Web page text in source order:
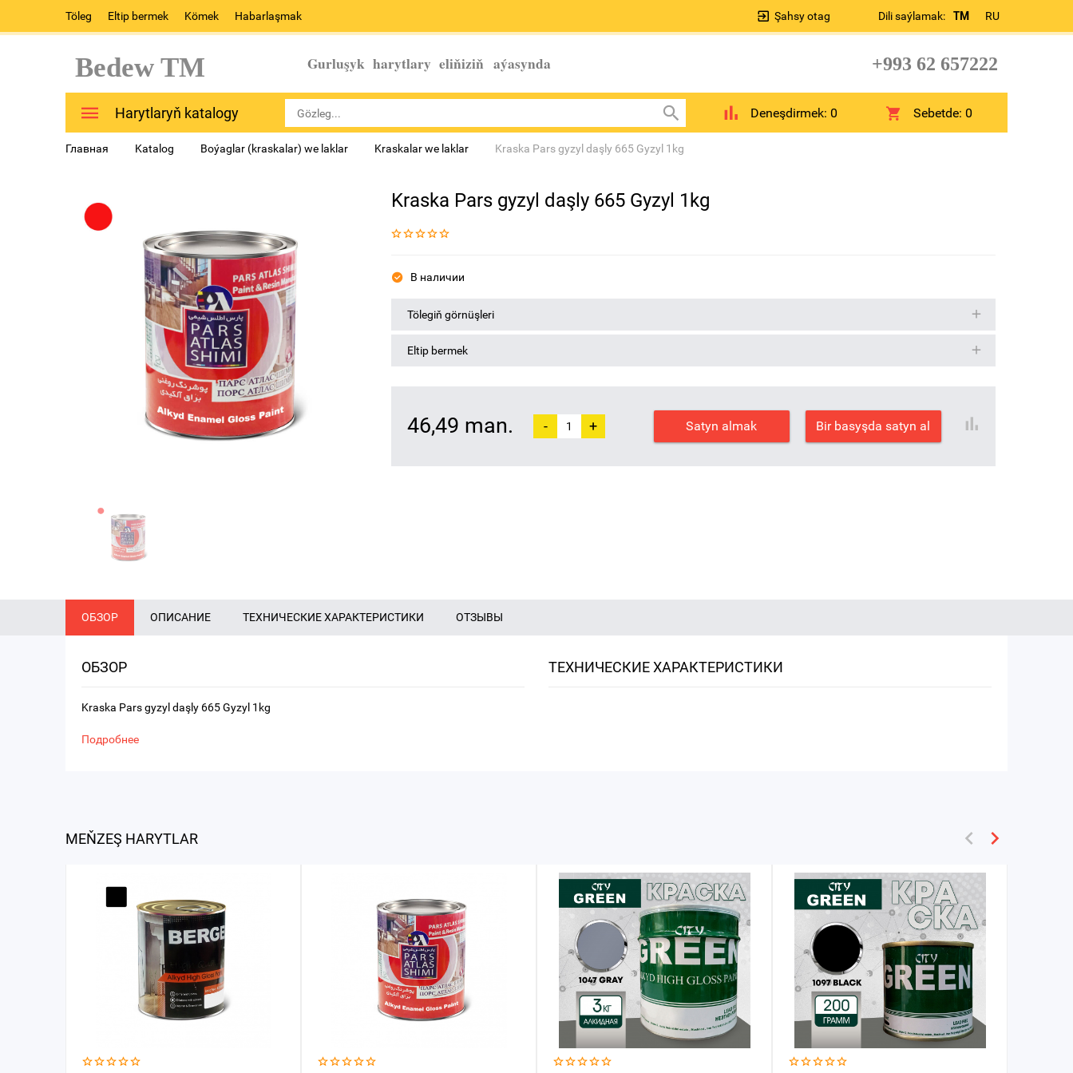
Töleg Eltip bermek Kömek Habarlaşmak Dili saýlamak: TM RU
Şahsy otag
Bedew TM Gurluşyk harytlary eliňiziň aýasynda +993 62 657222
Harytlaryň katalogy Deneşdirmek: 0 Sebetde:0
Главная Katalog Boýaglar (kraskalar) we laklar Kraskalar we laklar Kraska Pars gyzyl daşly 665 Gyzyl 1kg
Kraska Pars gyzyl daşly 665 Gyzyl 1kg
В наличии
Tölegiň görnüşleri
Eltip bermek
46,49 man. - + Satyn almak Bir basyşda satyn al
ОБЗОР ОПИСАНИЕ ТЕХНИЧЕСКИЕ ХАРАКТЕРИСТИКИ ОТЗЫВЫ
ОБЗОР
Kraska Pars gyzyl daşly 665 Gyzyl 1kg
Подробнее
ТЕХНИЧЕСКИЕ ХАРАКТЕРИСТИКИ
MEŇZEŞ HARYTLAR